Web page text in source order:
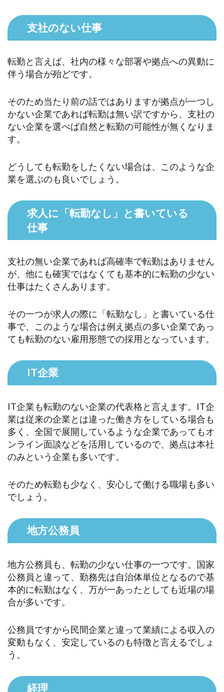
支社のない仕事
転勤と言えば、社内の様々な部署や拠点への異動に
伴う場合が殆どです。
そのため当たり前の話ではありますが拠点が一つし
かない企業であれば転勤は無い訳ですから、支社の
ない企業を選べば自然と転勤の可能性が無くなりま
す。
どうしても転勤をしたくない場合は、このような企
業を選ぶのも良いでしょう。
求人に「転勤なし」と書いている
仕事
支社の無い企業であれば高確率で転勤はありません
が、他にも確実ではなくても基本的に転勤の少ない
仕事はたくさんあります。
その一つが求人の際に「転勤なし」と書いている仕
事で、このような場合は例え拠点の多い企業であっ
ても転勤のない雇用形態での採用となっています。
IT企業
IT企業も転勤のない企業の代表格と言えます。IT企
業は従来の企業とは違った働き方をしている場合も
多く、全国で展開しているような企業であってもオ
ンライン面談などを活用しているので、拠点は本社
のみという企業も多いです。
そのため転勤も少なく、安心して働ける職場も多い
でしょう。
地方公務員
地方公務員も、転勤の少ない仕事の一つです。国家
公務員と違って、勤務先は自治体単位となるので基
本的に転勤はなく、万が一あったとしても近場の場
合が多いです。
公務員ですから民間企業と違って業績による収入の
変動もなく、安定しているのも特徴と言えるでしょ
う。
経理